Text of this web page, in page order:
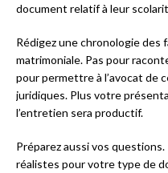
document relatif à leur
Rédigez une chronologie
matrimoniale. Pas pour
pour permettre à l’avocat de
juridiques. Plus votre
l’entretien sera productif.
Préparez aussi vos
réalistes pour votre type de